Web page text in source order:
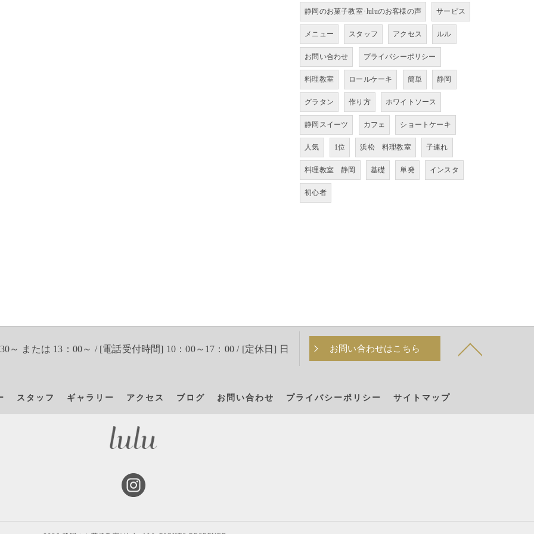
静岡のお菓子教室･luluのお客様の声 サービス
メニュー スタッフ アクセス ルル
お問い合わせ プライバシーポリシー
料理教室 ロールケーキ 簡単 静岡
グラタン 作り方 ホワイトソース
静岡スイーツ カフェ ショートケーキ
人気 1位 浜松 料理教室 子連れ
料理教室 静岡 基礎 単発 インスタ
初心者
～ または 13：00～ / [電話受付時間] 10：00～17：00 / [定休日] 日 お問い合わせはこちら
スタッフ ギャラリー アクセス ブログ お問い合わせ プライバシーポリシー サイトマップ